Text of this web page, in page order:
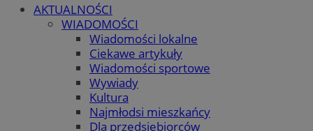
AKTUALNOŚCI
WIADOMOŚCI
Wiadomości lokalne
Ciekawe artykuły
Wiadomości sportowe
Wywiady
Kultura
Najmłodsi mieszkańcy
Dla przedsiębiorców